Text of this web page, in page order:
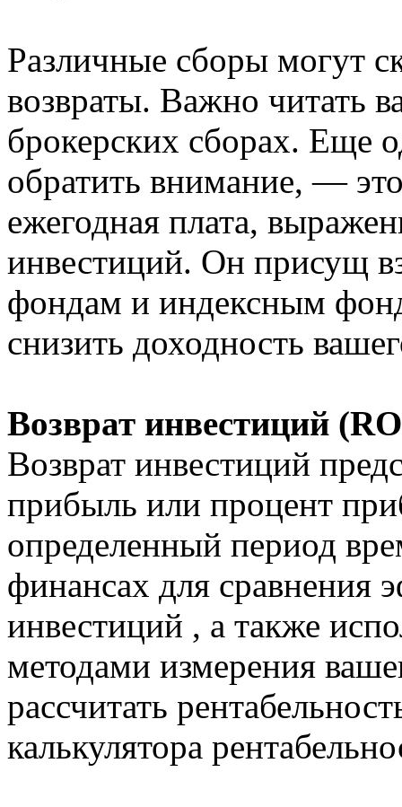
Различные сборы могут
возвраты. Важно читать
брокерских сборах. Еще
обратить внимание, —
ежегодная плата,
инвестиций. Он присущ
фондам и индексным
снизить доходность
Возврат инвестиций
Возврат инвестиций
прибыль или процент
определенный период
финансах для сравнения
инвестиций , а также
методами измерения
рассчитать
калькулятора